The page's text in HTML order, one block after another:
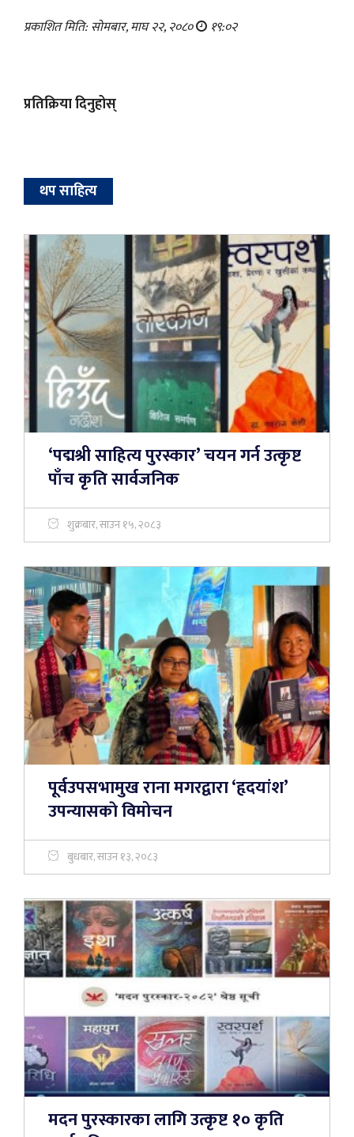
प्रकाशित मिति: सोमबार, माघ २२, २०८० १९:०२
प्रतिक्रिया दिनुहोस्
थप साहित्य
‘पद्मश्री साहित्य पुरस्कार’ चयन गर्न उत्कृष्ट
पाँच कृति सार्वजनिक
शुक्रबार, साउन १५, २०८३
पूर्वउपसभामुख राना मगरद्वारा ‘हृदयांश’
उपन्यासकाे विमोचन
बुधबार, साउन १३, २०८३
मदन पुरस्कारका लागि उत्कृष्ट १० कृति